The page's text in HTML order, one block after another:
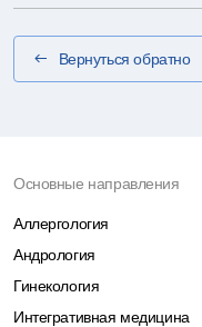
Вернуться обратно
Основные направления
Аллергология
Андрология
Гинекология
Интегративная медицина